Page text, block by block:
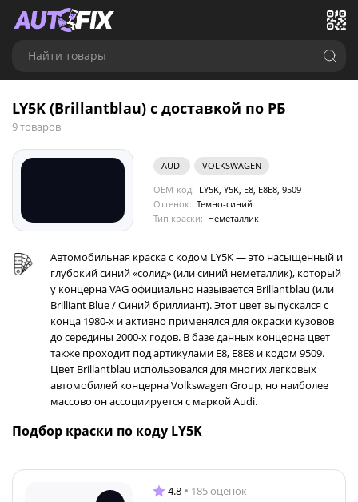
Найти товары
LY5K (Brillantblau) с доставкой по РБ
9 товаров
AUDI
VOLKSWAGEN
OEM-код: LY5K, Y5K, E8, E8E8, 9509
Оттенок: Темно-синий
Тип краски: Неметаллик
Автомобильная краска с кодом LY5K — это насыщенный и
глубокий синий «солид» (или синий неметаллик), который
у концерна VAG официально называется Brillantblau (или
Brilliant Blue / Синий бриллиант). Этот цвет выпускался с
конца 1980-х и активно применялся для окраски кузовов
до середины 2000-х годов. В базе данных концерна цвет
также проходит под артикулами E8, E8E8 и кодом 9509.
Цвет Brillantblau использовался для многих легковых
автомобилей концерна Volkswagen Group, но наиболее
массово он ассоциируется с маркой Audi.
Подбор краски по коду LY5K
4.8 185 оценок